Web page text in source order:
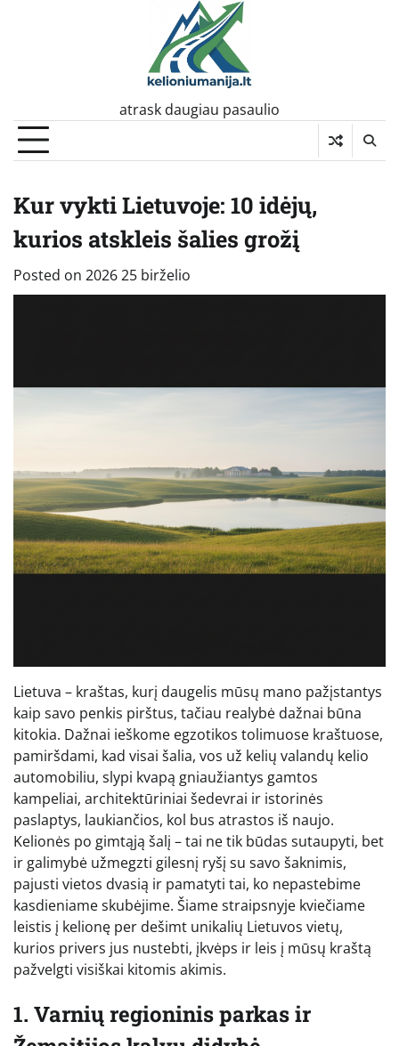
atrask daugiau pasaulio
Kur vykti Lietuvoje: 10 idėjų,
kurios atskleis šalies grožį
Posted on 2026 25 birželio
Lietuva – kraštas, kurį daugelis mūsų mano pažįstantys
kaip savo penkis pirštus, tačiau realybė dažnai būna
kitokia. Dažnai ieškome egzotikos tolimuose kraštuose,
pamiršdami, kad visai šalia, vos už kelių valandų kelio
automobiliu, slypi kvapą gniaužiantys gamtos
kampeliai, architektūriniai šedevrai ir istorinės
paslaptys, laukiančios, kol bus atrastos iš naujo.
Kelionės po gimtąją šalį – tai ne tik būdas sutaupyti, bet
ir galimybė užmegzti gilesnį ryšį su savo šaknimis,
pajusti vietos dvasią ir pamatyti tai, ko nepastebime
kasdieniame skubėjime. Šiame straipsnyje kviečiame
leistis į kelionę per dešimt unikalių Lietuvos vietų,
kurios privers jus nustebti, įkvėps ir leis į mūsų kraštą
pažvelgti visiškai kitomis akimis.
1. Varnių regioninis parkas ir